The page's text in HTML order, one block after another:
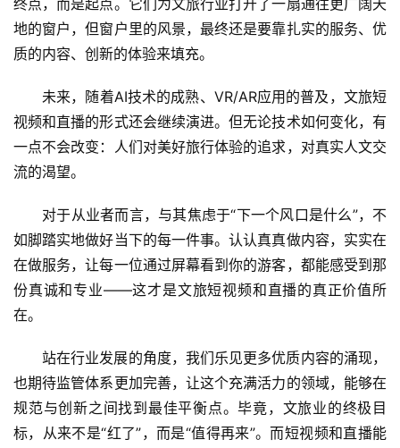
终点，而是起点。它们为文旅行业打开了一扇通往更广阔天
地的窗户，但窗户里的风景，最终还是要靠扎实的服务、优
质的内容、创新的体验来填充。
未来，随着AI技术的成熟、VR/AR应用的普及，文旅短
视频和直播的形式还会继续演进。但无论技术如何变化，有
一点不会改变：人们对美好旅行体验的追求，对真实人文交
流的渴望。
对于从业者而言，与其焦虑于“下一个风口是什么”，不
如脚踏实地做好当下的每一件事。认认真真做内容，实实在
在做服务，让每一位通过屏幕看到你的游客，都能感受到那
份真诚和专业——这才是文旅短视频和直播的真正价值所
在。
站在行业发展的角度，我们乐见更多优质内容的涌现，
也期待监管体系更加完善，让这个充满活力的领域，能够在
规范与创新之间找到最佳平衡点。毕竟，文旅业的终极目
标，从来不是“红了”，而是“值得再来”。而短视频和直播能